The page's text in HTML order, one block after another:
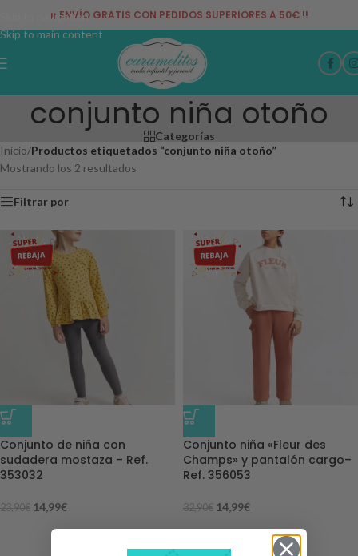
Skip to navigation
Skip to main content
¡¡ ENVÍO GRATIS CON PEDIDOS SUPERIORES A 50€ !!
conjunto niña otoño
Categorías
Inicio/Productos etiquetados “conjunto niña otoño”
Mostrando los 2 resultados
Filtrar por
-37%
Conjunto de niña con
sudadera mostaza – Ref.
353032
23,90€ 14,99€
-54%
Conjunto niña «Fleur des
Champs» y pantalón cargo–
Ref. 356053
32,90€ 14,99€